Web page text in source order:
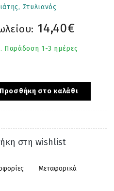
Στυλιανός
14,40€
Παράδοση 1-3 ημέρες
Προσθήκη στο καλάθι
στη wishlist
Μεταφορικά